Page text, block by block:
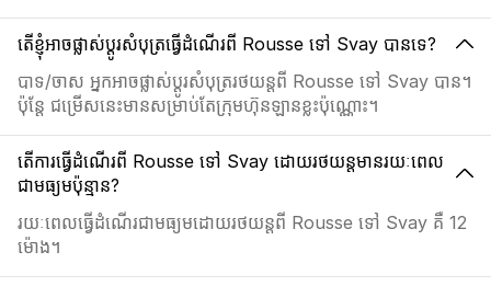
តើខ្ញុំអាចផ្លាស់ប្ដូរសំបុត្រធ្វើដំណើរពី Rousse ទៅ Svay បានទេ?
បាទ/ចាស អ្នកអាចផ្លាស់ប្ដូរសំបុត្ររថយន្តពី Rousse ទៅ Svay បាន។
ប៉ុន្តែ ជម្រើសនេះមានសម្រាប់តែក្រុមហ៊ុនឡានខ្លះប៉ុណ្ណោះ។
តើការធ្វើដំណើរពី Rousse ទៅ Svay ដោយរថយន្តមានរយៈពេល
ជាមធ្យមប៉ុន្មាន?
រយៈពេលធ្វើដំណើរជាមធ្យមដោយរថយន្តពី Rousse ទៅ Svay គឺ 12
ម៉ោង។